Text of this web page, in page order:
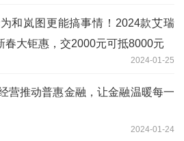
和岚图更能搞事情！2024款艾瑞
春大钜惠，交2000元可抵8000元
2024-01-25
营推动普惠金融，让金融温暖每一
2024-01-24